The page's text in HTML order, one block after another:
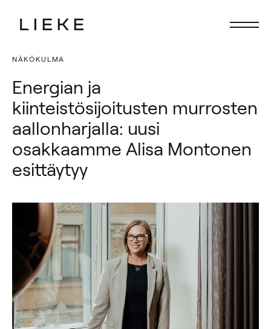
Fokus
Palvelut
Ihmiset
Ajankohtaista
NÄKÖKULMA
Energian ja
kiinteistösijoitusten murrosten
aallonharjalla: uusi
osakkaamme Alisa Montonen
esittäytyy
Fokus
Palvelut
Ihmiset
Ajankohtaista